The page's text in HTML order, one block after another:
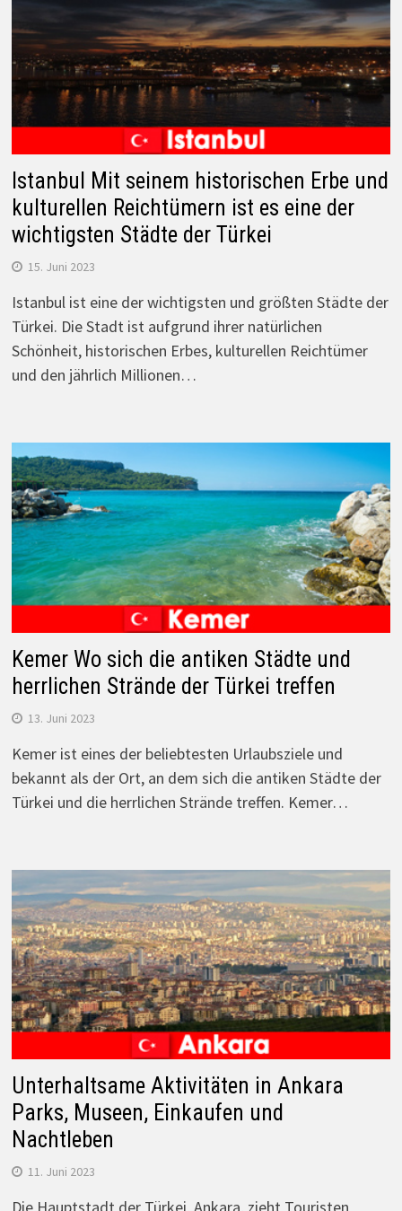
Istanbul Mit seinem historischen Erbe und
kulturellen Reichtümern ist es eine der
wichtigsten Städte der Türkei
15. Juni 2023
Istanbul ist eine der wichtigsten und größten Städte der
Türkei. Die Stadt ist aufgrund ihrer natürlichen
Schönheit, historischen Erbes, kulturellen Reichtümer
und den jährlich Millionen…
Kemer Wo sich die antiken Städte und
herrlichen Strände der Türkei treffen
13. Juni 2023
Kemer ist eines der beliebtesten Urlaubsziele und
bekannt als der Ort, an dem sich die antiken Städte der
Türkei und die herrlichen Strände treffen. Kemer…
Unterhaltsame Aktivitäten in Ankara
Parks, Museen, Einkaufen und
Nachtleben
11. Juni 2023
Die Hauptstadt der Türkei, Ankara, zieht Touristen